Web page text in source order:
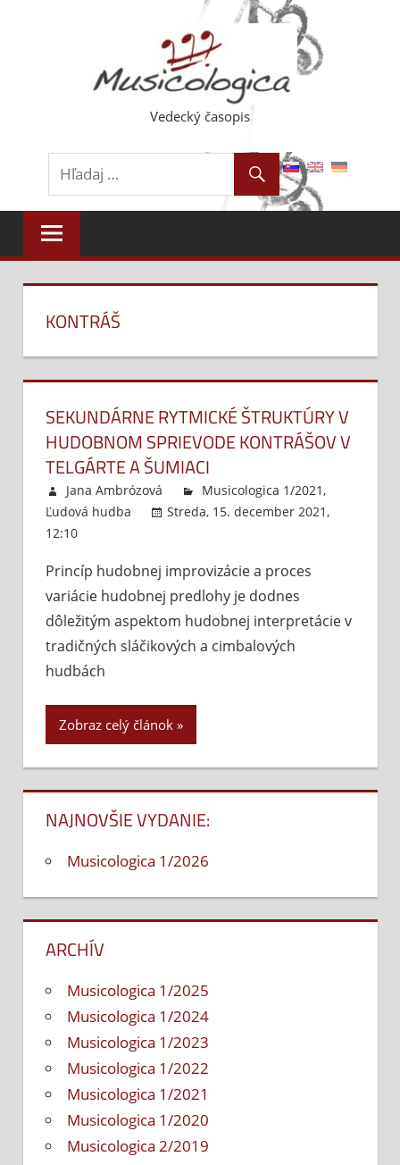
Vedecký časopis
KONTRÁŠ
SEKUNDÁRNE RYTMICKÉ ŠTRUKTÚRY V
HUDOBNOM SPRIEVODE KONTRÁŠOV V
TELGÁRTE A ŠUMIACI
Jana Ambrózová Musicologica 1/2021,
Ľudová hudba
Streda, 15. december 2021,
12:10
rytmické
štruktúry
v
hudobnom
Šumiaci
Princíp hudobnej improvizácie a proces
variácie hudobnej predlohy je dodnes
dôležitým aspektom hudobnej interpretácie v
tradičných sláčikových a cimbalových
hudbách
Zobraz celý článok
NAJNOVŠIE VYDANIE:
Musicologica 1/2026
ARCHÍV
Musicologica 1/2025
Musicologica 1/2024
Musicologica 1/2023
Musicologica 1/2022
Musicologica 1/2021
Musicologica 1/2020
Musicologica 2/2019